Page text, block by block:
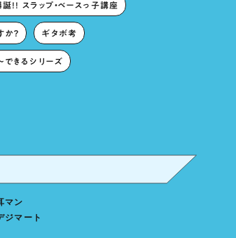
!! スラップ・ベースっ子講座
か？ ギタボ考
きるシリーズ
マン
ジマート